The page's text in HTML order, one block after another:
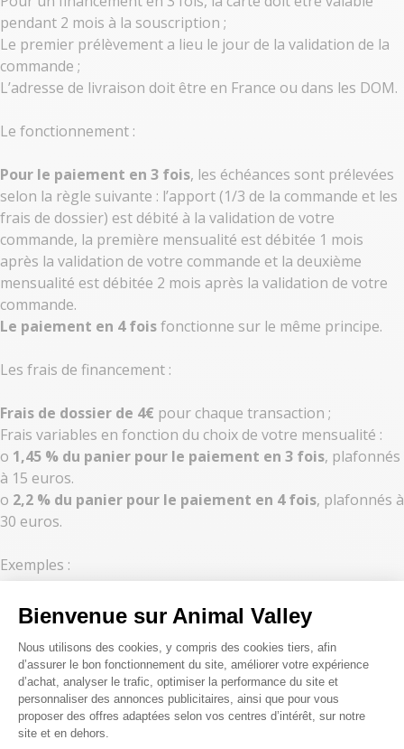
Bienvenue sur Animal Valley
Plateforme de Gestion du
Nous utilisons des cookies, y compris des cookies tiers, afin
d’assurer le bon fonctionnement du site, améliorer votre expérience
d’achat, analyser le trafic, optimiser la performance du site et
personnaliser des annonces publicitaires, ainsi que pour vous
proposer des offres adaptées selon vos centres d’intérêt, sur notre
site et en dehors.
pendant 2 mois à la souscription ;
Le premier prélèvement a lieu le jour de la validation de la
commande ;
L’adresse de livraison doit être en France ou dans les DOM.
Le fonctionnement :
Pour le paiement en 3 fois, les échéances sont prélevées
selon la règle suivante : l’apport (1/3 de la commande et les
frais de dossier) est débité à la validation de votre
commande, la première mensualité est débitée 1 mois
après la validation de votre commande et la deuxième
mensualité est débitée 2 mois après la validation de votre
commande.
Le paiement en 4 foisfonctionne sur le même principe.
Les frais de financement :
Frais de dossier de 4€ pour chaque transaction ;
Frais variables en fonction du choix de votre mensualité :
o 1,45 % du panier pour le paiement en 3 fois, plafonnés
à 15 euros.
o 2,2 % du panier pour le paiement en 4 fois, plafonnés à
30 euros.
Exemples :
Le paiement en 3 fois à partir de 100€ d’achat et
jusqu’à 3000€ :
Pour un achat de 150€ (articles + frais de livraison inclus) :
apport de 53,56€, puis 2 mensualités de 51,33€
Frais de dossier : 4€
Coût du financement : 2,23€